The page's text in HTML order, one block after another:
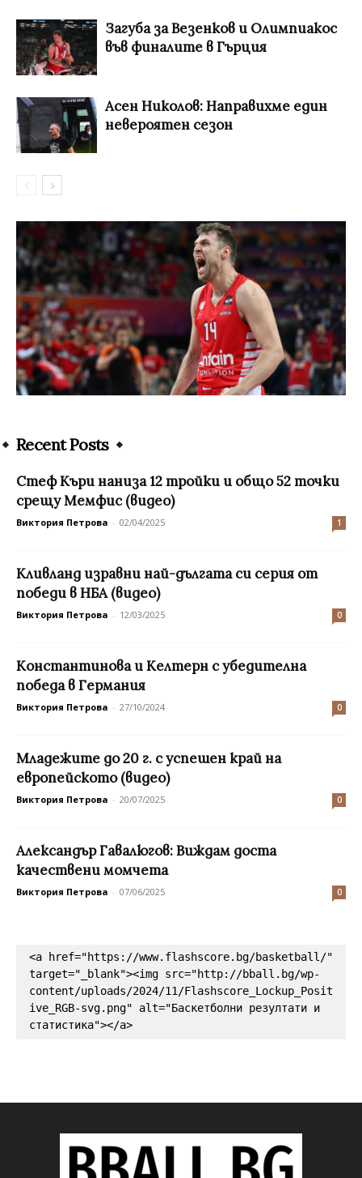
Загуба за Везенков и Олимпиакос
във финалите в Гърция
Асен Николов: Направихме един
невероятен сезон
Recent Posts
Стеф Къри наниза 12 тройки и общо 52 точки
срещу Мемфис (видео)
Виктория Петрова - 02/04/2025 1
Кливланд изравни най-дългата си серия от
победи в НБА (видео)
Виктория Петрова - 12/03/2025 0
Константинова и Келтерн с убедителна
победа в Германия
Виктория Петрова - 27/10/2024 0
Младежите до 20 г. с успешен край на
европейското (видео)
Виктория Петрова - 20/07/2025 0
Александър Гавалюгов: Виждам доста
качествени момчета
Виктория Петрова - 07/06/2025 0
<a href="https://www.flashscore.bg/basketball/"
target="_blank"><img src="http://bball.bg/wp-
content/uploads/2024/11/Flashscore_Lockup_Posit
ive_RGB-svg.png" alt="Баскетболни резултати и
статистика"></a>